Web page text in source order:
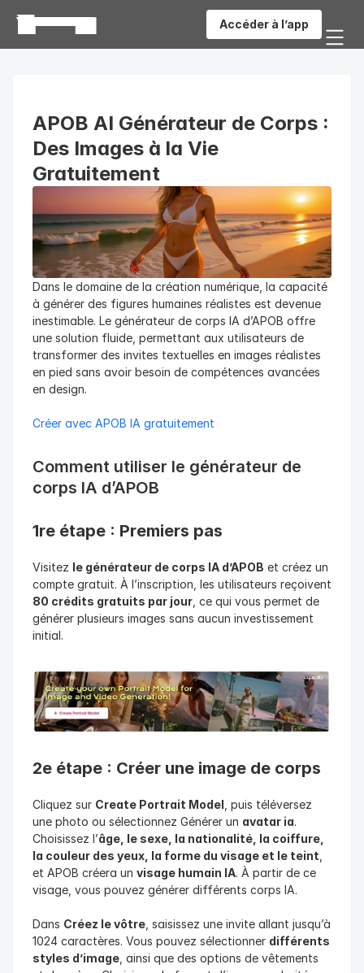
Accéder à l’app
APOB AI Générateur de Corps :
Des Images à la Vie
Gratuitement
Dans le domaine de la création numérique, la capacité
à générer des figures humaines réalistes est devenue
inestimable. Le générateur de corps IA d’APOB offre
une solution fluide, permettant aux utilisateurs de
transformer des invites textuelles en images réalistes
en pied sans avoir besoin de compétences avancées
en design.
Créer avec APOB IA gratuitement
Comment utiliser le générateur de
corps IA d’APOB
1re étape : Premiers pas
Visitez le générateur de corps IA d’APOB et créez un
80 crédits gratuits par jour , ce qui vous permet de
générer plusieurs images sans aucun investissement
initial.
2e étape : Créer une image de corps
Cliquez sur Create Portrait Model , puis téléversez
une photo ou sélectionnez Générer un avatar ia.
Choisissez l’âge, le sexe, la nationalité, la coiffure,
la couleur des yeux, la forme du visage et le teint
et APOB créera un visage humain IA. À partir de ce
visage, vous pouvez générer différents corps IA.
Dans Créez le vôtre , saisissez une invite allant jusqu’à
1024 caractères. Vous pouvez sélectionner différents
styles d’image , ainsi que des options de vêtements